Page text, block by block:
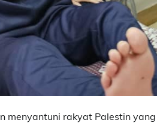
menyantuni rakyat Palestin